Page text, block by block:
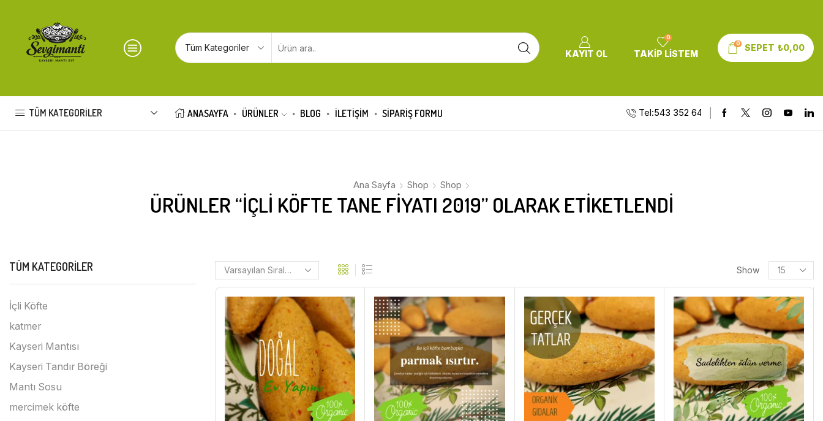
KAYIT OL
0
TAKIP LISTEM
0 SEPET ₺0,00
TÜM KATEGORILER ANASAYFA ÜRÜNLER BLOG İLETİŞİM SIPARIŞ FORMU Tel:543 352 64 10
Ana Sayfa Shop Shop
ÜRÜNLER “IÇLI KÖFTE TANE FIYATI 2019” OLARAK ETIKETLENDI
Show
TÜM KATEGORILER
İçli Köfte
katmer
Kayseri Mantısı
Kayseri Tandır Böreği
Mantı Sosu
mercimek köfte